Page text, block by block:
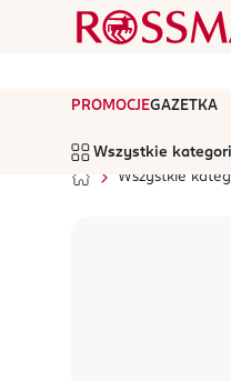
PROMOCJEGAZETKA
Wszystkie
Wszystkie